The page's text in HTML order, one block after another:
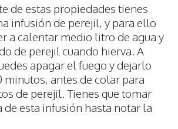
de estas propiedades tienes
infusión de perejil, y para ello
a calentar medio litro de agua y
de perejil cuando hierva. A
apagar el fuego y dejarlo
minutos, antes de colar para
de perejil. Tienes que tomar
de esta infusión hasta notar la